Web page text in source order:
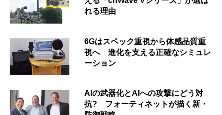
れる理由
6Gはスペック重視から体感品質重
視へ 進化を支える正確なシミュレ
ーション
AIの武器化とAIへの攻撃にどう対
抗? フォーティネットが描く新・